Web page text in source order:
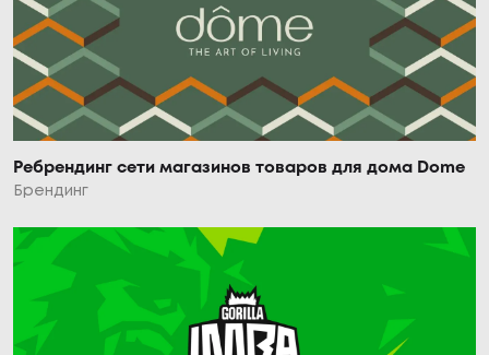
Ребрендинг сети магазинов товаров для дома Dome
Брендинг